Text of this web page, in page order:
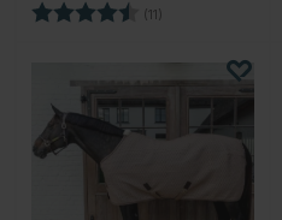
Bewertung: (11)